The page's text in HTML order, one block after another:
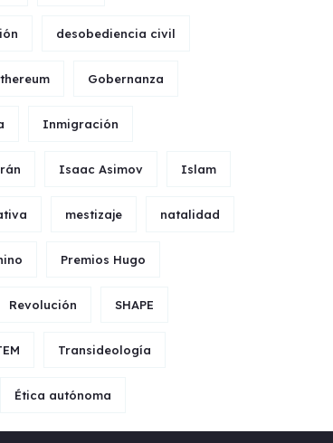
desobediencia civil
Gobernanza
Inmigración
Isaac Asimov Islam
mestizaje natalidad
Premios Hugo
Revolución SHAPE
Transideología
Ética autónoma